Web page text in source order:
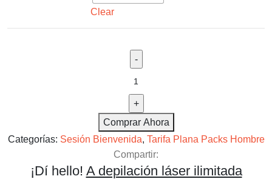
Clear
Comprar Ahora
Categorías: Sesión Bienvenida, Tarifa Plana Packs Hombre
Compartir:
¡Dí hello! A depilación láser ilimitada